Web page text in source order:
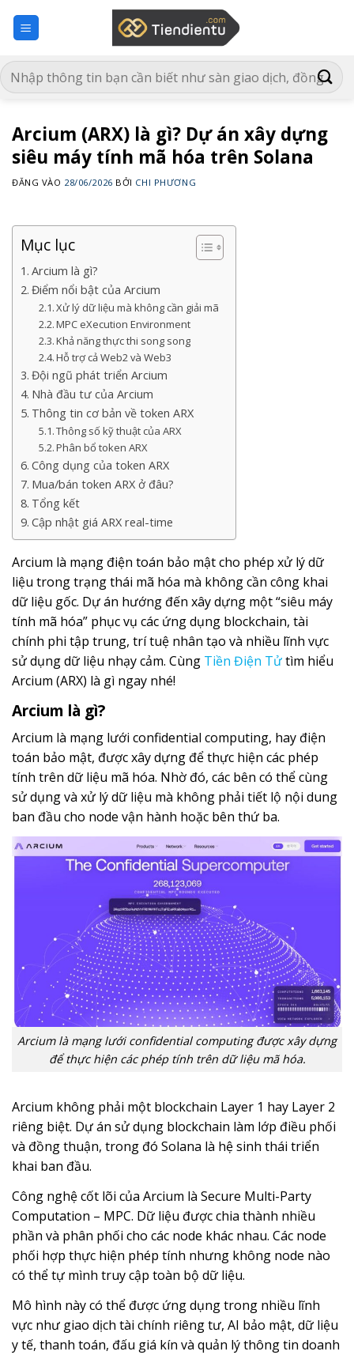
qua
dung
Arcium (ARX) là gì? Dự án xây dựng
siêu máy tính mã hóa trên Solana
ĐĂNG VÀO 28/06/2026 BỞI CHI PHƯƠNG
Mục lục
Arcium là gì?
Điểm nổi bật của Arcium
Xử lý dữ liệu mà không cần giải mã
MPC eXecution Environment
Khả năng thực thi song song
Hỗ trợ cả Web2 và Web3
Đội ngũ phát triển Arcium
Nhà đầu tư của Arcium
Thông tin cơ bản về token ARX
Thông số kỹ thuật của ARX
Phân bổ token ARX
Công dụng của token ARX
Mua/bán token ARX ở đâu?
Tổng kết
Cập nhật giá ARX real-time
Arcium là mạng điện toán bảo mật cho phép xử lý dữ
liệu trong trạng thái mã hóa mà không cần công khai
dữ liệu gốc. Dự án hướng đến xây dựng một “siêu máy
tính mã hóa” phục vụ các ứng dụng blockchain, tài
chính phi tập trung, trí tuệ nhân tạo và nhiều lĩnh vực
sử dụng dữ liệu nhạy cảm. Cùng Tiền Điện Tửtìm hiểu
Arcium (ARX) là gì ngay nhé!
Arcium là gì?
Arcium là mạng lưới confidential computing, hay điện
toán bảo mật, được xây dựng để thực hiện các phép
tính trên dữ liệu mã hóa. Nhờ đó, các bên có thể cùng
sử dụng và xử lý dữ liệu mà không phải tiết lộ nội dung
ban đầu cho node vận hành hoặc bên thứ ba.
Arcium là mạng lưới confidential computing được xây dựng
để thực hiện các phép tính trên dữ liệu mã hóa.
Arcium không phải một blockchain Layer 1 hay Layer 2
riêng biệt. Dự án sử dụng blockchain làm lớp điều phối
và đồng thuận, trong đó Solana là hệ sinh thái triển
khai ban đầu.
Công nghệ cốt lõi của Arcium là Secure Multi-Party
Computation – MPC. Dữ liệu được chia thành nhiều
phần và phân phối cho các node khác nhau. Các node
phối hợp thực hiện phép tính nhưng không node nào
có thể tự mình truy cập toàn bộ dữ liệu.
Mô hình này có thể được ứng dụng trong nhiều lĩnh
vực như giao dịch tài chính riêng tư, AI bảo mật, dữ liệu
y tế, thanh toán, đấu giá kín và quản lý thông tin doanh